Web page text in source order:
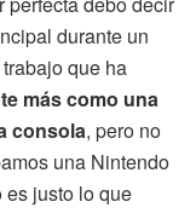
durante un
que ha
más como una
consola, pero no
una Nintendo
es justo lo que